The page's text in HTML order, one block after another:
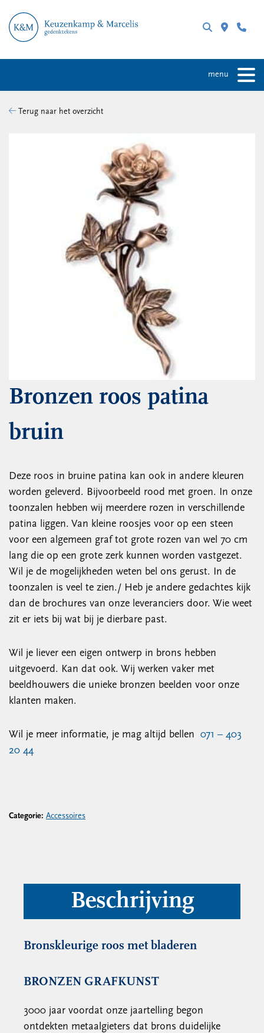
menu
Terug naar het overzicht
Bronzen roos patina
bruin
Deze roos in bruine patina kan ook in andere kleuren
worden geleverd. Bijvoorbeeld rood met groen. In onze
toonzalen hebben wij meerdere rozen in verschillende
patina liggen. Van kleine roosjes voor op een steen
voor een algemeen graf tot grote rozen van wel 70 cm
lang die op een grote zerk kunnen worden vastgezet.
Wil je de mogelijkheden weten bel ons gerust. In de
toonzalen is veel te zien./ Heb je andere gedachtes kijk
dan de brochures van onze leveranciers door. Wie weet
zit er iets bij wat bij je dierbare past.
Wil je liever een eigen ontwerp in brons hebben
uitgevoerd. Kan dat ook. Wij werken vaker met
beeldhouwers die unieke bronzen beelden voor onze
klanten maken.
Wil je meer informatie, je mag altijd bellen 071 – 403
20 44
Categorie: Accessoires
Beschrijving
Bronskleurige roos met bladeren
BRONZEN GRAFKUNST
3000 jaar voordat onze jaartelling begon
ontdekten metaalgieters dat brons duidelijke